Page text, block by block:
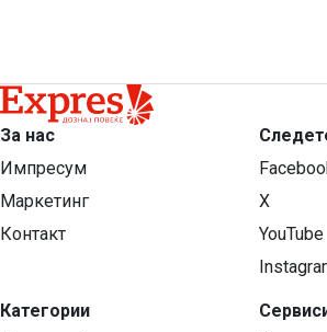
За нас
Импресум
Маркетинг
Контакт
Категории
X
YouTube